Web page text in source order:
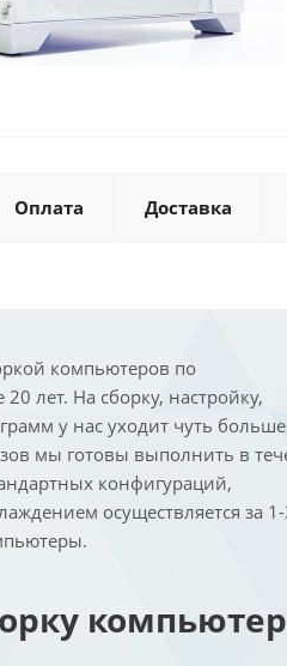
Оплата Доставка
компьютеров по
лет. На сборку, настройку,
у нас уходит чуть больше
мы готовы выполнить в
конфигураций,
осуществляется за